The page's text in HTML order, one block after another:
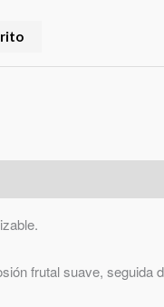
frutal suave, seguida